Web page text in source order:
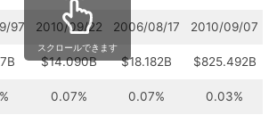
97 2010/09/22 2006/08/17 2010/09/07
$14.090B $18.182B $825.492B
0.07% 0.07% 0.03%
スクロールできます